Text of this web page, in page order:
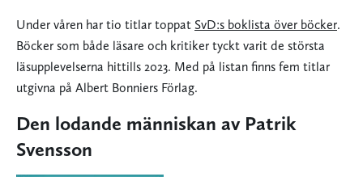
Under våren har tio titlar toppat SvD:s boklista över böcker.
Böcker som både läsare och kritiker tyckt varit de största
läsupplevelserna hittills 2023. Med på listan finns fem titlar
utgivna på Albert Bonniers Förlag.
Den lodande människan av Patrik
Svensson